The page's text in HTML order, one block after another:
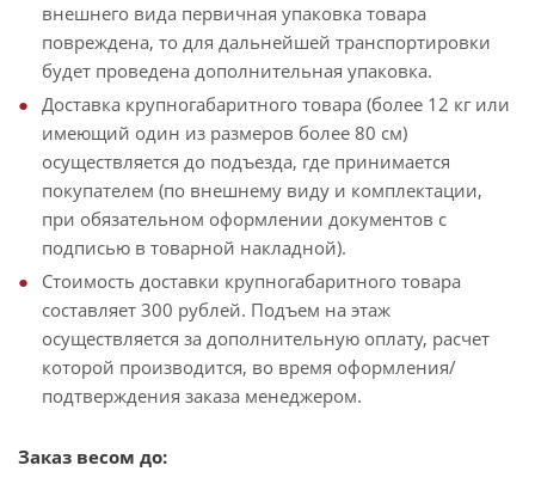
внешнего вида первичная упаковка товара
повреждена, то для дальнейшей транспортировки
будет проведена дополнительная упаковка.
Доставка крупногабаритного товара (более 12 кг или
имеющий один из размеров более 80 см)
осуществляется до подъезда, где принимается
покупателем (по внешнему виду и комплектации,
при обязательном оформлении документов с
подписью в товарной накладной).
Стоимость доставки крупногабаритного товара
составляет 300 рублей. Подъем на этаж
осуществляется за дополнительную оплату, расчет
которой производится, во время оформления/
подтверждения заказа менеджером.
Заказ весом до: